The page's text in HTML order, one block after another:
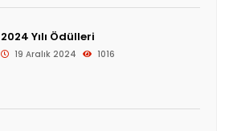
2024 Yılı Ödülleri
19 Aralık 2024 1016